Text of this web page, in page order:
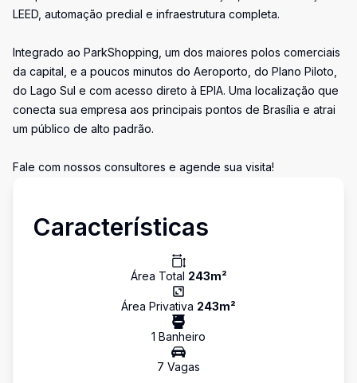
LEED, automação predial e infraestrutura completa.
Integrado ao ParkShopping, um dos maiores polos comerciais
da capital, e a poucos minutos do Aeroporto, do Plano Piloto,
do Lago Sul e com acesso direto à EPIA. Uma localização que
conecta sua empresa aos principais pontos de Brasília e atrai
um público de alto padrão.
Fale com nossos consultores e agende sua visita!
Características
Área Total 243m²
Área Privativa 243m²
1 Banheiro
7 Vagas